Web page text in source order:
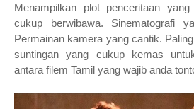
Menampilkan plot penceritaan
cukup berwibawa. Sinematografi
Permainan kamera yang cantik.
suntingan yang cukup kemas
antara filem Tamil yang wajib anda